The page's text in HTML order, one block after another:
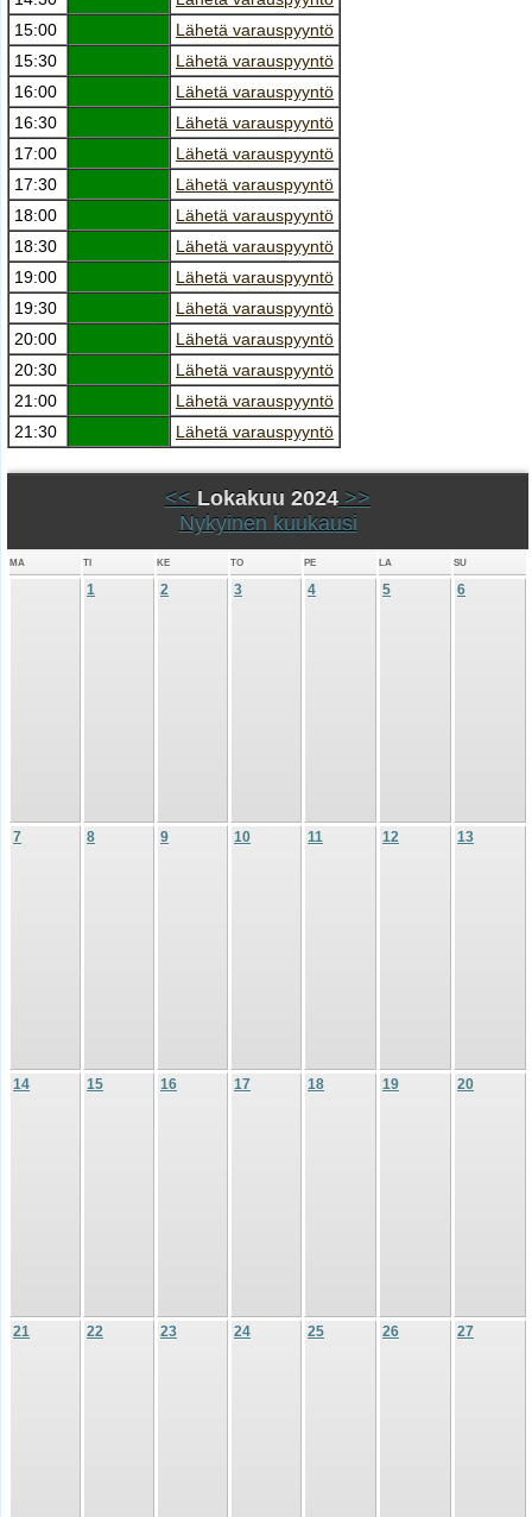
15:00
Lähetä varauspyyntö
15:30
Lähetä varauspyyntö
16:00
Lähetä varauspyyntö
16:30
Lähetä varauspyyntö
17:00
Lähetä varauspyyntö
17:30
Lähetä varauspyyntö
18:00
Lähetä varauspyyntö
18:30
Lähetä varauspyyntö
19:00
Lähetä varauspyyntö
19:30
Lähetä varauspyyntö
20:00
Lähetä varauspyyntö
20:30
Lähetä varauspyyntö
21:00
Lähetä varauspyyntö
21:30
Lähetä varauspyyntö
<< Lokakuu 2024 >>
Nykyinen kuukausi
MA TI KE TO PE LA SU
1 2 3 4 5 6
7 8 9 10 11 12 13
14 15 16 17 18 19 20
21 22 23 24 25 26 27